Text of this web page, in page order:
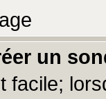
un
facile;